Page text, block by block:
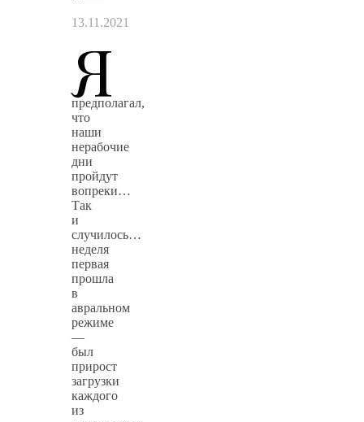
13.11.2021
Я
предполагал,
что
наши
нерабочие
дни
пройдут
вопреки…
Так
и
случилось…
неделя
первая
прошла
в
авральном
режиме
—
был
прирост
загрузки
каждого
из